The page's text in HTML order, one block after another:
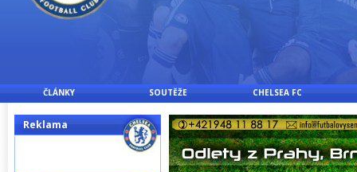
ČLÁNKY SOUTĚŽE CHELSEA FC
Reklama